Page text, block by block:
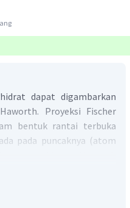
dapat digambarkan
Proyeksi Fischer
bentuk rantai terbuka
pada puncaknya (atom
adanya D (dekstro)
gugus